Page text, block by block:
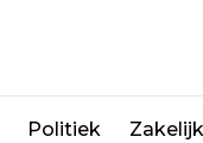
Politiek Zakelijk